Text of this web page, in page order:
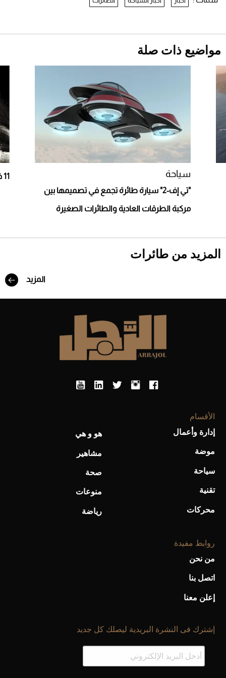
أغلى 10 عطور في العالم للرجال تمنحك فخامة
استثنائية
Aston Martin Valiant: على هوى الأبطال
أفضل تدريج للشعر الطويل لإطلالة جريئة وعصرية
أحذية Mary Jane: ترف وأناقة للرجال
Comeback" في جدة (فيديو)
2026-07-25
"بوجاتي ميسترال" الاستثنائية للبيع في مزاد
مونتيري
2026-07-23
مواضيع ذات صلة
سياحة
"تي إف-2" سيارة طائرة تجمع في تصميمها بين
مركبة الطرقات العادية والطائرات الصغيرة
11 فنانة مصرية يمتلكن طائرات خاصة
المزيد من طائرات
المزيد
الأقسام
إدارة وأعمال
موضة
سياحة
تقنية
محركات
هو و هي
مشاهير
صحة
منوعات
رياضة
روابط مفيدة
من نحن
اتصل بنا
إعلن معنا
إشترك فى النشرة البريدية ليصلك كل جديد